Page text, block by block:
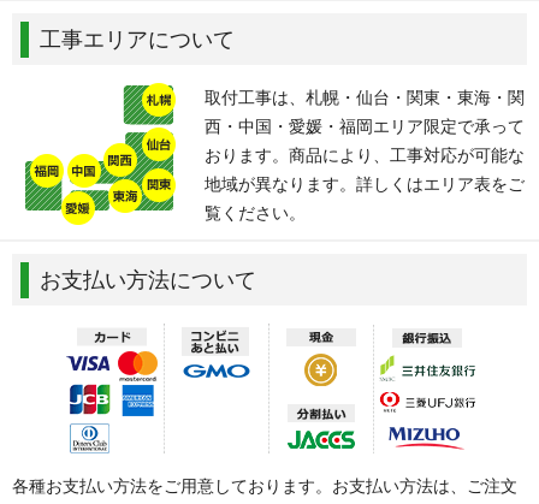
工事エリアについて
取付工事は、札幌・仙台・関東・東海・関
西・中国・愛媛・福岡エリア限定で承って
おります。商品により、工事対応が可能な
地域が異なります。詳しくはエリア表をご
覧ください。
お支払い方法について
各種お支払い方法をご用意しております。お支払い方法は、ご注文